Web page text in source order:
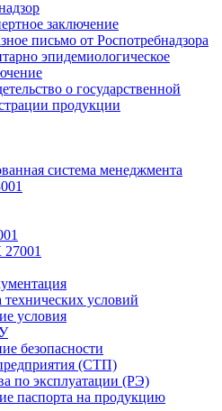
заключение
письмо от Роспотребнадзора
эпидемиологическое
о государственной
продукции
система менеджмента
технических условий
условия
безопасности
(СТП)
по эксплуатации (РЭ)
паспорта на продукцию